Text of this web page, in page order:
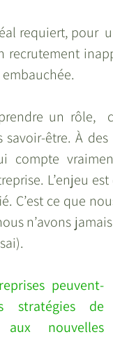
requiert, pour
recrutement
un rôle,
être. À
L’enjeu
C’est ce que
n’avons
peuvent-
stratégies de
nouvelles